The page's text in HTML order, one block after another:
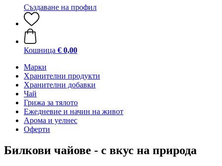
Създаване на профил
Кошница € 0,00
Марки
Хранителни продукти
Хранителни добавки
Чай
Грижа за тялото
Ежедневие и начин на живот
Арома и уелнес
Оферти
Билкови чайове - с вкус на природа